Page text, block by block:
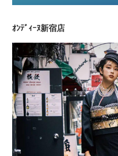
ｵﾝﾃﾞｨｰﾇ新宿店